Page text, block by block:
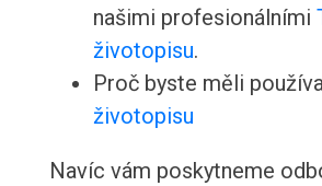
našimi profesionálními
životopisu.
Proč byste měli
životopisu
Navíc vám poskytneme